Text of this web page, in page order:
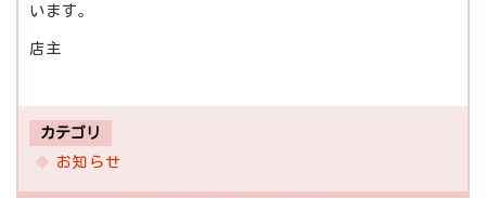
います。
店主
カテゴリ
お知らせ